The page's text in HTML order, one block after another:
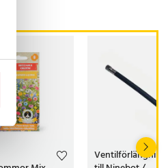
Ventilförlängning